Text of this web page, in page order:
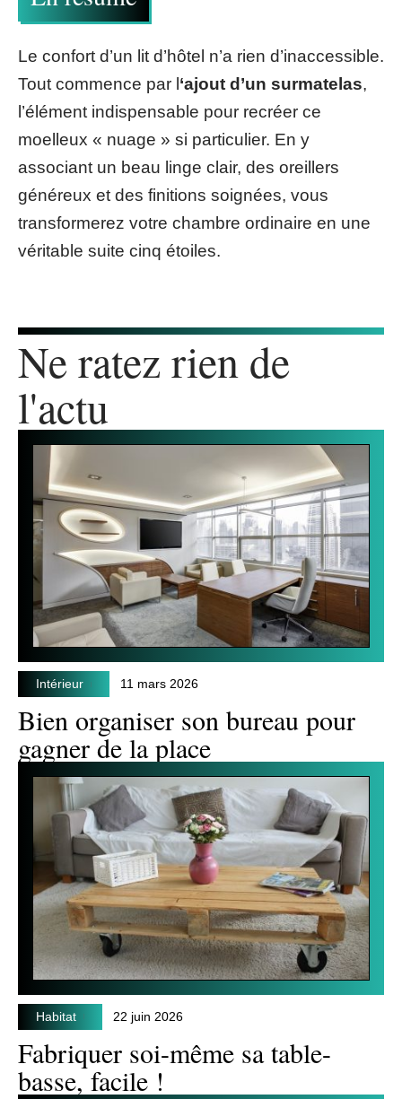
Le confort d’un lit d’hôtel n’a rien d’inaccessible.
Tout commence par l‘ajout d’un surmatelas,
l’élément indispensable pour recréer ce
moelleux « nuage » si particulier. En y
associant un beau linge clair, des oreillers
généreux et des finitions soignées, vous
transformerez votre chambre ordinaire en une
véritable suite cinq étoiles.
Ne ratez rien de
l'actu
Intérieur 11 mars 2026
Bien organiser son bureau pour
gagner de la place
Habitat 22 juin 2026
Fabriquer soi-même sa table-
basse, facile !